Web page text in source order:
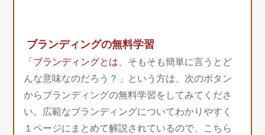
ブランディングの無料学習
「ブランディングとは、そもそも簡単に言うとど
んな意味なのだろう？」という方は、次のボタン
からブランディングの無料学習をしてみてくださ
い。広範なブランディングについてわかりやすく
１ページにまとめて解説されているので、こちら